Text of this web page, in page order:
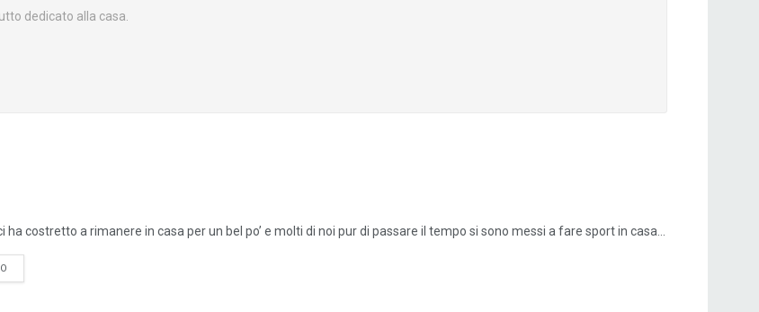
dedicato alla casa.
ha costretto a rimanere in casa per un bel po’ e molti di noi pur di passare il tempo si sono messi a fare sport in casa...